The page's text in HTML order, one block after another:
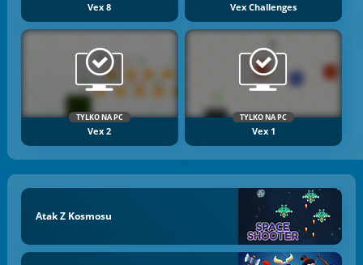
Vex 8 Vex Challenges
TYLKO NA PC
Vex 2
TYLKO NA PC
Vex 1
Atak Z Kosmosu